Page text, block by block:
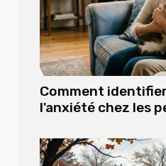
Comment
l'anxiété chez les